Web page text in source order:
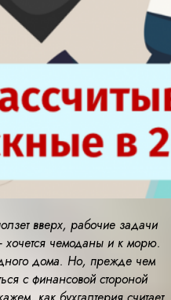
вверх, рабочие задачи
чемоданы и к морю.
дома. Но, прежде чем
с финансовой стороной